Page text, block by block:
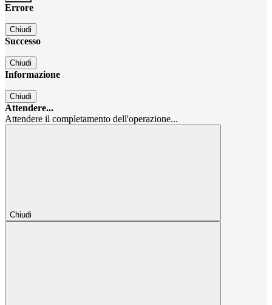
Errore
Chiudi
Successo
Chiudi
Informazione
Chiudi
Attendere...
Attendere il completamento dell'operazione...
Chiudi